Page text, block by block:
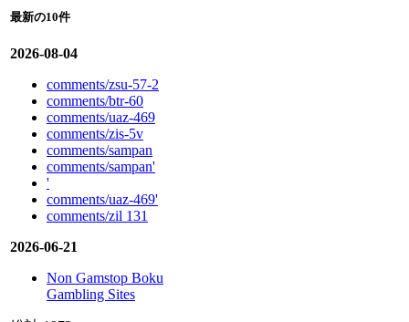
最新の10件
2026-08-04
comments/zsu-57-2
comments/btr-60
comments/uaz-469
comments/zis-5v
comments/sampan
comments/sampan'
'
comments/uaz-469'
comments/zil 131
2026-06-21
Non Gamstop Boku
Gambling Sites